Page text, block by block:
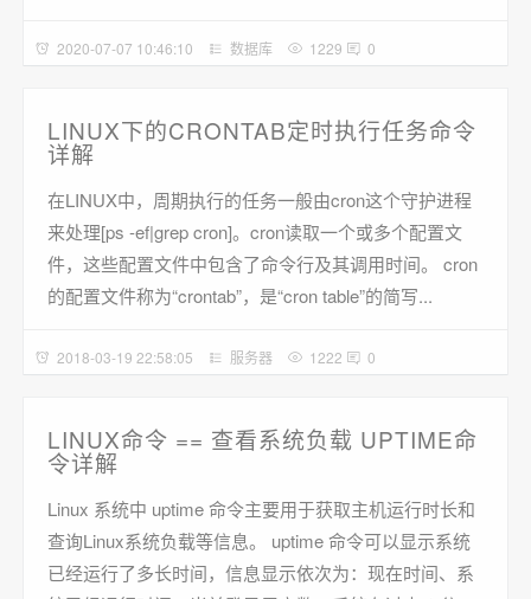
2020-07-07 10:46:10 数据库 1229 0
LINUX下的CRONTAB定时执行任务命令
详解
在LINUX中，周期执行的任务一般由cron这个守护进程
来处理[ps -ef|grep cron]。cron读取一个或多个配置文
件，这些配置文件中包含了命令行及其调用时间。 cron
的配置文件称为“crontab”，是“cron table”的简写...
2018-03-19 22:58:05 服务器 1222 0
LINUX命令 == 查看系统负载 UPTIME命
令详解
Linux 系统中 uptime 命令主要用于获取主机运行时长和
查询Linux系统负载等信息。 uptime 命令可以显示系统
已经运行了多长时间，信息显示依次为：现在时间、系